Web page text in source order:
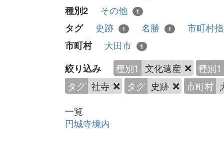
種別2 その他 1
タグ 史跡 1 名勝 1
市町村
市町村
大田市 1
絞り込み 種別1 文化遺産
種別1
タグ 社寺 タグ 史跡 市町村
一覧
円城寺境内